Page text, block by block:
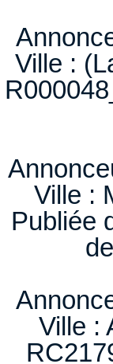
Ville :
Ville :
Publiée
Ville :